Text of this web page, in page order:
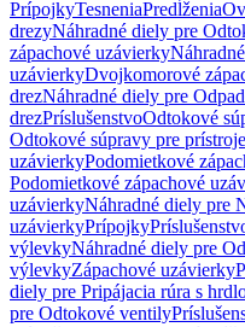
PrípojkyTesneniaPredĺženia
drezyNáhradné diely pre
zápachové uzávierky
uzávierkyDvojkomorové
drezNáhradné diely pre
drezPríslušenstvoOdtokové
Odtokové súpravy pre prístroje
uzávierkyPodomietkové
Podomietkové zápachové
uzávierkyNáhradné diely pre
uzávierkyPrípojky
výlevkyNáhradné diely pre
výlevkyZápachové uzávierky
diely pre Pripájacia rúra s
pre Odtokové ventily